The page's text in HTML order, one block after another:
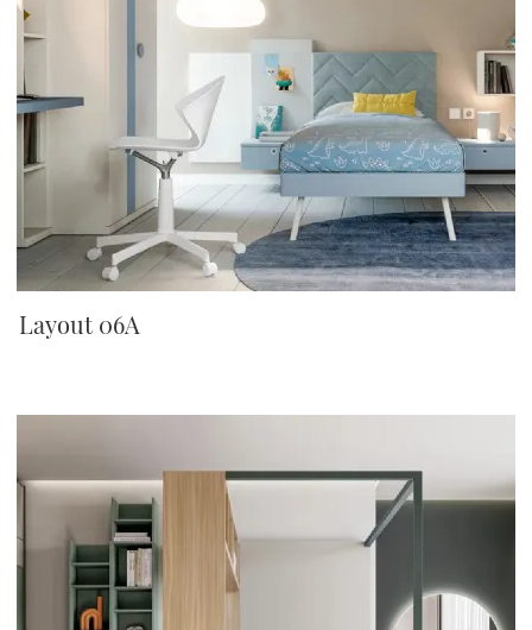
Layout 06A